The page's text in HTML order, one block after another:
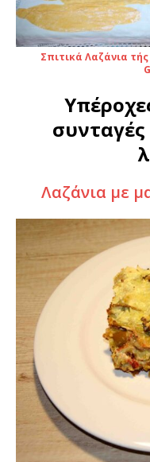
Σπιτικά Λαζάνια
Λαζάνια με